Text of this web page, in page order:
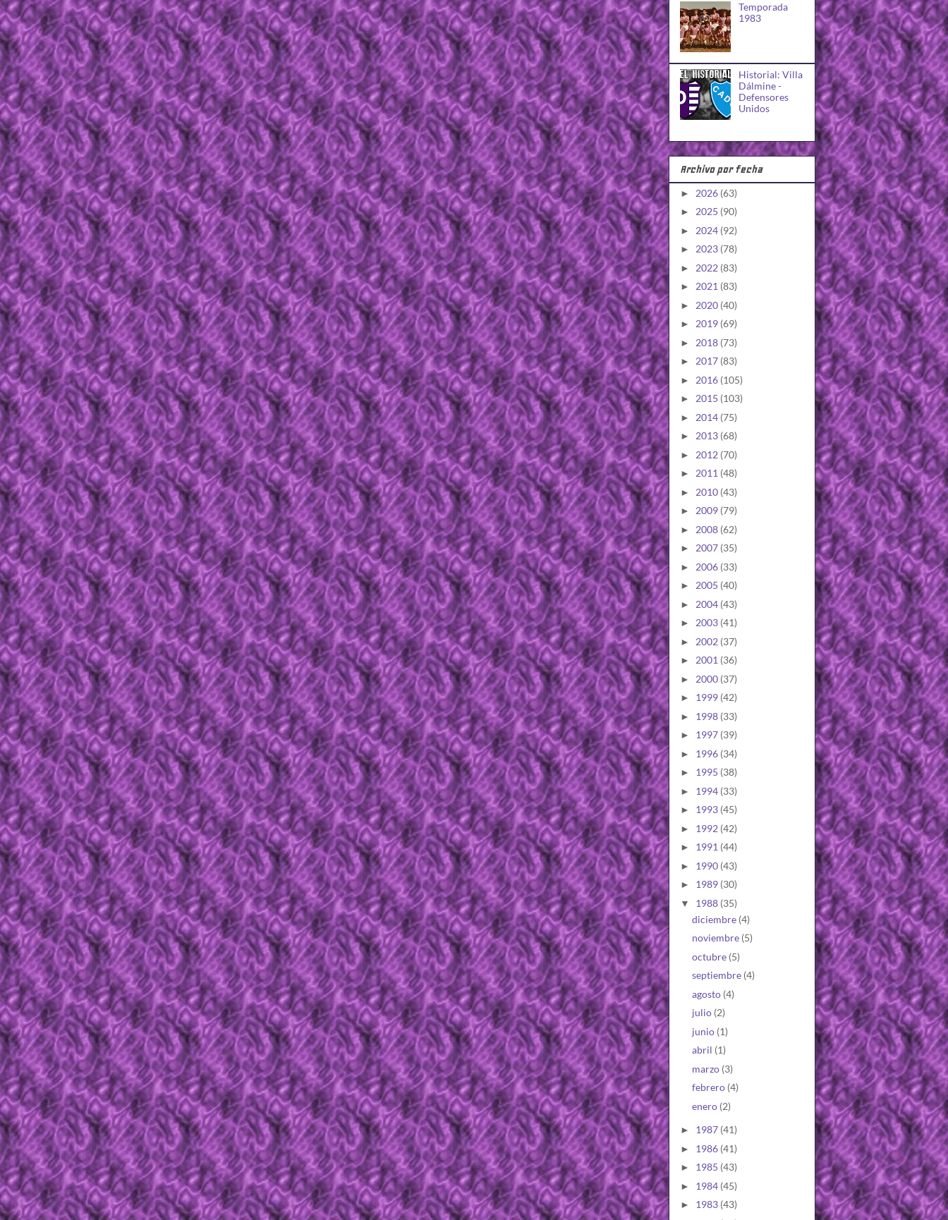
Temporada
1983
Historial: Villa
Dálmine -
Defensores
Unidos
Archivo por fecha
► 2026 (63)
► 2025 (90)
► 2024 (92)
► 2023 (78)
► 2022 (83)
► 2021 (83)
► 2020 (40)
► 2019 (69)
► 2018 (73)
► 2017 (83)
► 2016 (105)
► 2015 (103)
► 2014 (75)
► 2013 (68)
► 2012 (70)
► 2011 (48)
► 2010 (43)
► 2009 (79)
► 2008 (62)
► 2007 (35)
► 2006 (33)
► 2005 (40)
► 2004 (43)
► 2003 (41)
► 2002 (37)
► 2001 (36)
► 2000 (37)
► 1999 (42)
► 1998 (33)
► 1997 (39)
► 1996 (34)
► 1995 (38)
► 1994 (33)
► 1993 (45)
► 1992 (42)
► 1991 (44)
► 1990 (43)
► 1989 (30)
▼ 1988 (35)
diciembre (4)
noviembre (5)
octubre (5)
septiembre (4)
agosto (4)
julio (2)
junio (1)
abril (1)
marzo (3)
febrero (4)
enero (2)
► 1987 (41)
► 1986 (41)
► 1985 (43)
► 1984 (45)
► 1983 (43)